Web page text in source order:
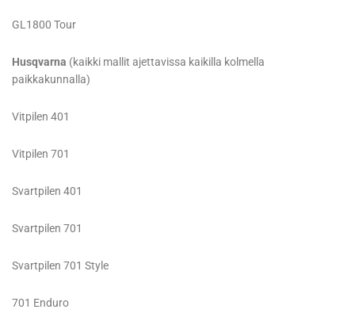
GL1800 Tour
Husqvarna (kaikki mallit ajettavissa kaikilla kolmella
paikkakunnalla)
Vitpilen 401
Vitpilen 701
Svartpilen 401
Svartpilen 701
Svartpilen 701 Style
701 Enduro